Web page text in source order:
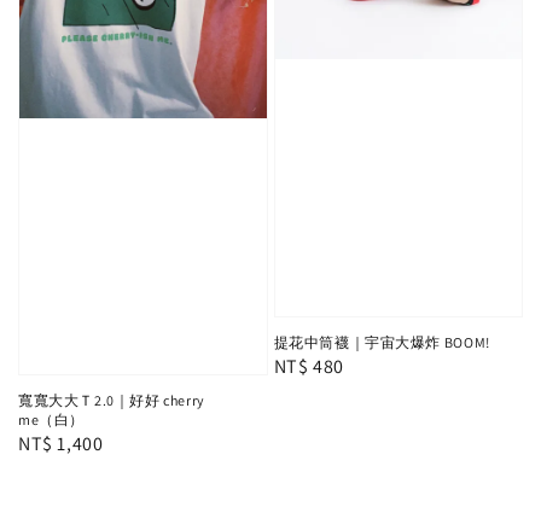
寬寬大大Ｔ2.0｜好好 cherry
me（白）
Regular
NT$ 1,400
提花中筒襪｜宇宙大爆炸 BOOM!
Regular
NT$ 480